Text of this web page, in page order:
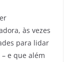
às vezes
para lidar
e que além